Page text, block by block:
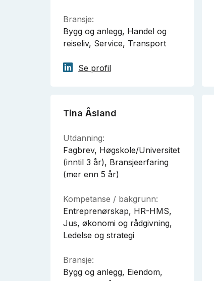
Bransje:
Bygg og anlegg, Handel og
reiseliv, Service, Transport
Se profil
Tina Åsland
Utdanning:
Fagbrev, Høgskole/Universitet
(inntil 3 år), Bransjeerfaring
(mer enn 5 år)
Kompetanse / bakgrunn:
Entreprenørskap, HR-HMS,
Jus, økonomi og rådgivning,
Ledelse og strategi
Bransje:
Bygg og anlegg, Eiendom,